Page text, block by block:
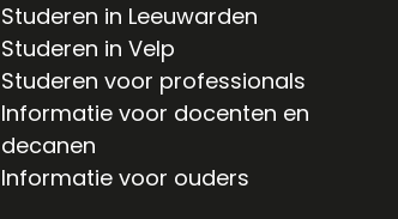
Studeren in Leeuwarden
Studeren in Velp
Studeren voor professionals
Informatie voor docenten en
decanen
Informatie voor ouders